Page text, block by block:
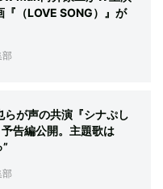
『（LOVE SONG）』が
部
らが声の共演『シナぷし
告編公開。主題歌は
部